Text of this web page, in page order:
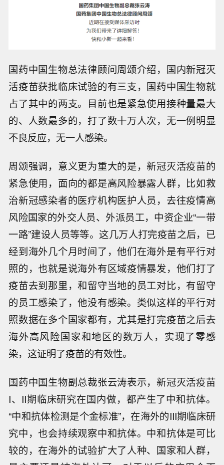
国药中国生物总法律顾问周颂介绍，国内新冠灭
活疫苗获批临床试验的有三支，国药中国生物就
占了其中的两支。目前也是紧急使用接种量最大
的、人数最多的，打了数十万人次，无一例明显
不良反应，无一人感染。
周颂强调，意义更为重大的是，新冠灭活疫苗的
紧急使用，面向的都是高风险暴露人群，比如救
治新冠感染者的医疗机构医护人员，去往疫情高
风险国家的外交人员、外派员工，中资企业“一带
一路”建设人员等等。这几万人打完疫苗之后，已
经到海外几个月时间了，他们在海外是有平行对
照的，也就是说海外有区域疫情暴发，他们打了
疫苗去到那里，和留守当地的员工对比，有留守
的员工感染了，他没有感染。类似这样的平行对
照数据在多个国家都有，尤其是打完疫苗之后去
海外高风险国家和地区的数万人，实现了零感
染，这证明了疫苗的有效性。
国药中国生物副总裁张云涛表示，新冠灭活疫苗
I、II期临床研究在国内做，都产生了中和抗体。
“中和抗体检测是个金标准”，在海外的III期临床研
究中，也会持续观察中和抗体。中和抗体是可比
较的，在海外的试验扩大了人种、国家和人群，